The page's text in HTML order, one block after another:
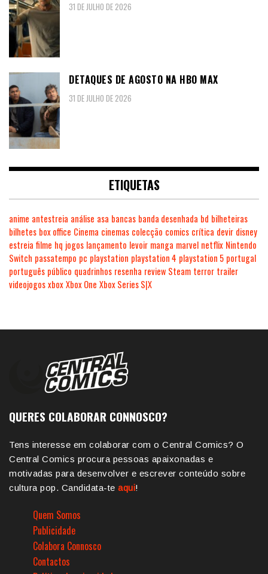
31 DE JULHO DE 2026
DETAQUES DE AGOSTO NA HBO MAX
31 DE JULHO DE 2026
ETIQUETAS
anime antestreia análise asa bancas banda desenhada bd bilheteiras
bilhetes box office Cinema cinemas colecção comics crítica devir disney
estreia filme hq jogos lançamento levoir manga marvel netflix Nintendo
Switch passatempo pc playstation playstation 4 playstation 5 portugal
português público quadrinhos resenha review Steam terror trailer
videojogosxboxXbox One Xbox Series S|X
QUERES COLABORAR CONNOSCO?
Tens interesse em colaborar com o Central Comics? O
Central Comics procura pessoas apaixonadas e
motivadas para desenvolver e escrever conteúdo sobre
cultura pop. Candidata-te aqui!
Quem Somos
Publicidade
Colabora Connosco
Contactos